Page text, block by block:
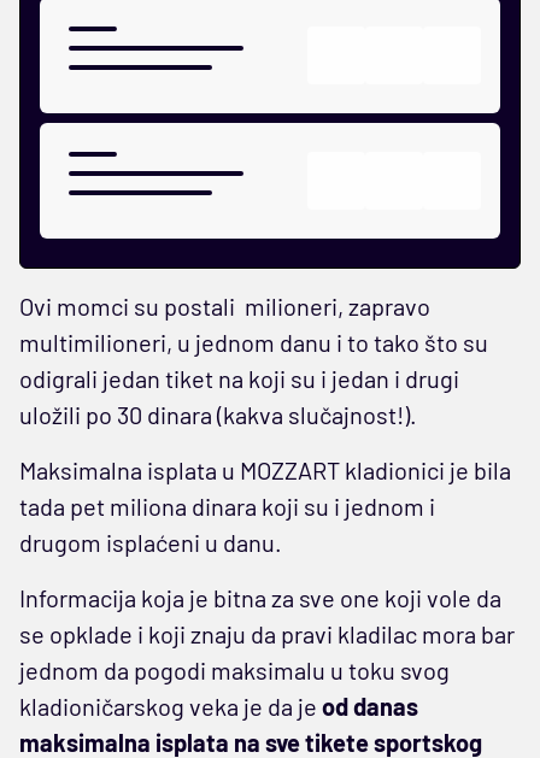
Ovi momci su postali milioneri, zapravo
multimilioneri, u jednom danu i to tako što su
odigrali jedan tiket na koji su i jedan i drugi
uložili po 30 dinara (kakva slučajnost!).
Maksimalna isplata u MOZZART kladionici je bila
tada pet miliona dinara koji su i jednom i
drugom isplaćeni u danu.
Informacija koja je bitna za sve one koji vole da
se opklade i koji znaju da pravi kladilac mora bar
jednom da pogodi maksimalu u toku svog
kladioničarskog veka je da je od danas
maksimalna isplata na sve tikete sportskog